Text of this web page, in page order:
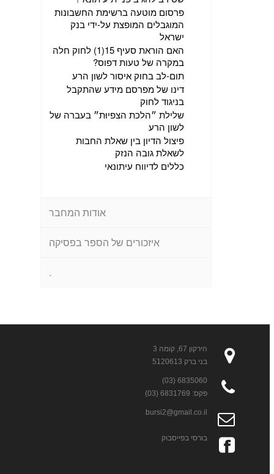
פרסום מוטעה ברשימת החשבונות
המוגבלים המופצת על-ידי בנק
ישראל
האם הוראת סעיף 15(1) לחוק חלה
במקרה של טעות דפוס?
תום-לב בחוק איסור לשון הרע
דינו של מפרסם מידע שהתקבל
בניגוד לחוק
שלילת ״הלכת הצפיוּת״ בעברה של
לשון הרע
פיצול הדיון בין שאלת החבות
לשאלת גובה הנזק
כללים לדיווח עיתונאי
אודות המחבר
איזכורים של הספר בפסיקה
הירקון 67, קומה 3
בני ברק 5120613
6835060 (03)
פקס: 6831769 (03)
bursi2@gmail.co.il
בורסי בפייסבוק